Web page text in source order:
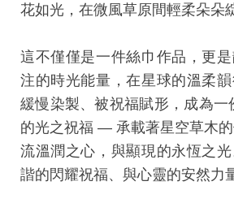
覽
工
藝
中
心
藝
文
花如光，在微風草原間輕柔朵朵
這不僅僅是一件絲巾作品，更
注的時光能量，在星球的溫柔
緩慢染製、被祝福賦形，成為一
的光之祝福 — 承載著星空草木
流溫潤之心，與顯現的永恆之
諧的閃耀祝福、與心靈的安然力